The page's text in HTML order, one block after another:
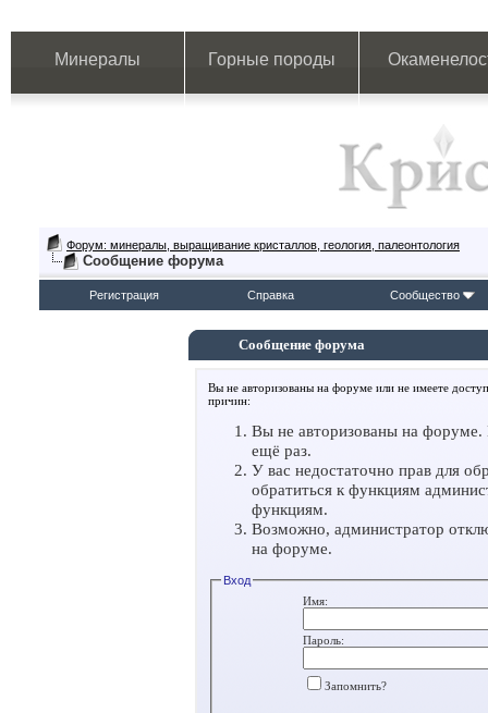
Минералы Горные породы
Форум: минералы, выращивание кристаллов, геология, палеонтология
Сообщение форума
Регистрация Справка Сообщество
Сообщение форума
Вы не авторизованы на форуме или не имеете
причин:
Вы не авторизованы на форуме.
ещё раз.
У вас недостаточно прав для
обратиться к функциям
функциям.
Возможно, администратор
на форуме.
Вход
Имя:
Пароль:
Запомнить?